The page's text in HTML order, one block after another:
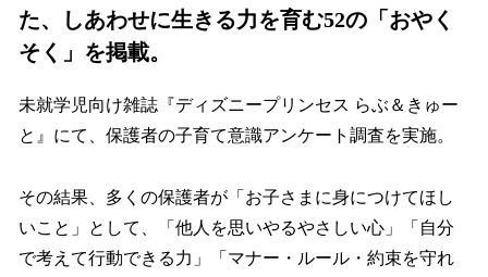
た、しあわせに生きる力を育む52の「おやく
そく」を掲載。
未就学児向け雑誌『ディズニープリンセス らぶ＆きゅー
と』にて、保護者の子育て意識アンケート調査を実施。
その結果、多くの保護者が「お子さまに身につけてほし
いこと」として、「他人を思いやるやさしい心」「自分
で考えて行動できる力」「マナー・ルール・約束を守れ